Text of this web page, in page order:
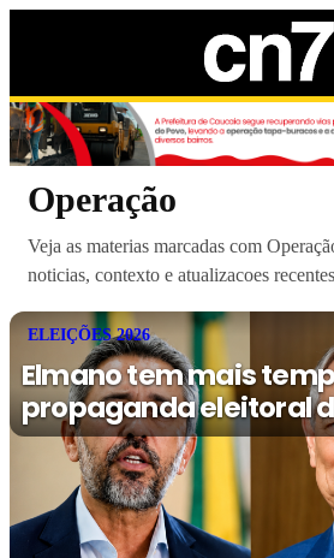
Operação
Veja as materias marcadas com
noticias, contexto e atualizacoes
ELEIÇÕES 2026
Elmano tem mais
propaganda eleitoral